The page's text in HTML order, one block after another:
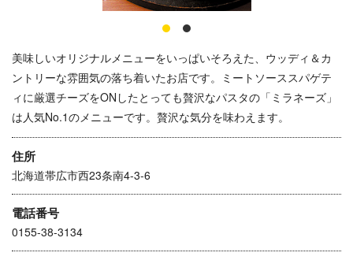
美味しいオリジナルメニューをいっぱいそろえた、ウッディ＆カ
ントリーな雰囲気の落ち着いたお店です。 ミートソーススパゲテ
ィに厳選チーズをONしたとっても贅沢なパスタの「ミラネーズ」
は人気No.1のメニューです。贅沢な気分を味わえます。
住所
北海道帯広市西23条南4-3-6
電話番号
0155-38-3134